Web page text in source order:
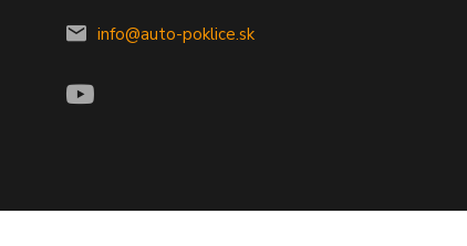
info@auto-poklice.sk